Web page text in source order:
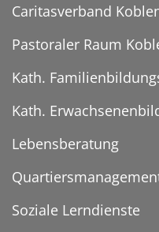
Caritasverband
Pastoraler Raum
Kath.
Kath.
Lebensberatung
Soziale Lerndienste